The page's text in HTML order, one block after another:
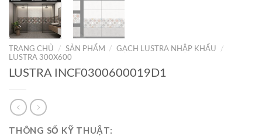
TRANG CHỦ / SẢN PHẨM / GẠCH LUSTRA NHẬP KHẨU
/
LUSTRA 300X600
LUSTRA INCF0300600019D1
THÔNG SỐ KỸ THUẬT: